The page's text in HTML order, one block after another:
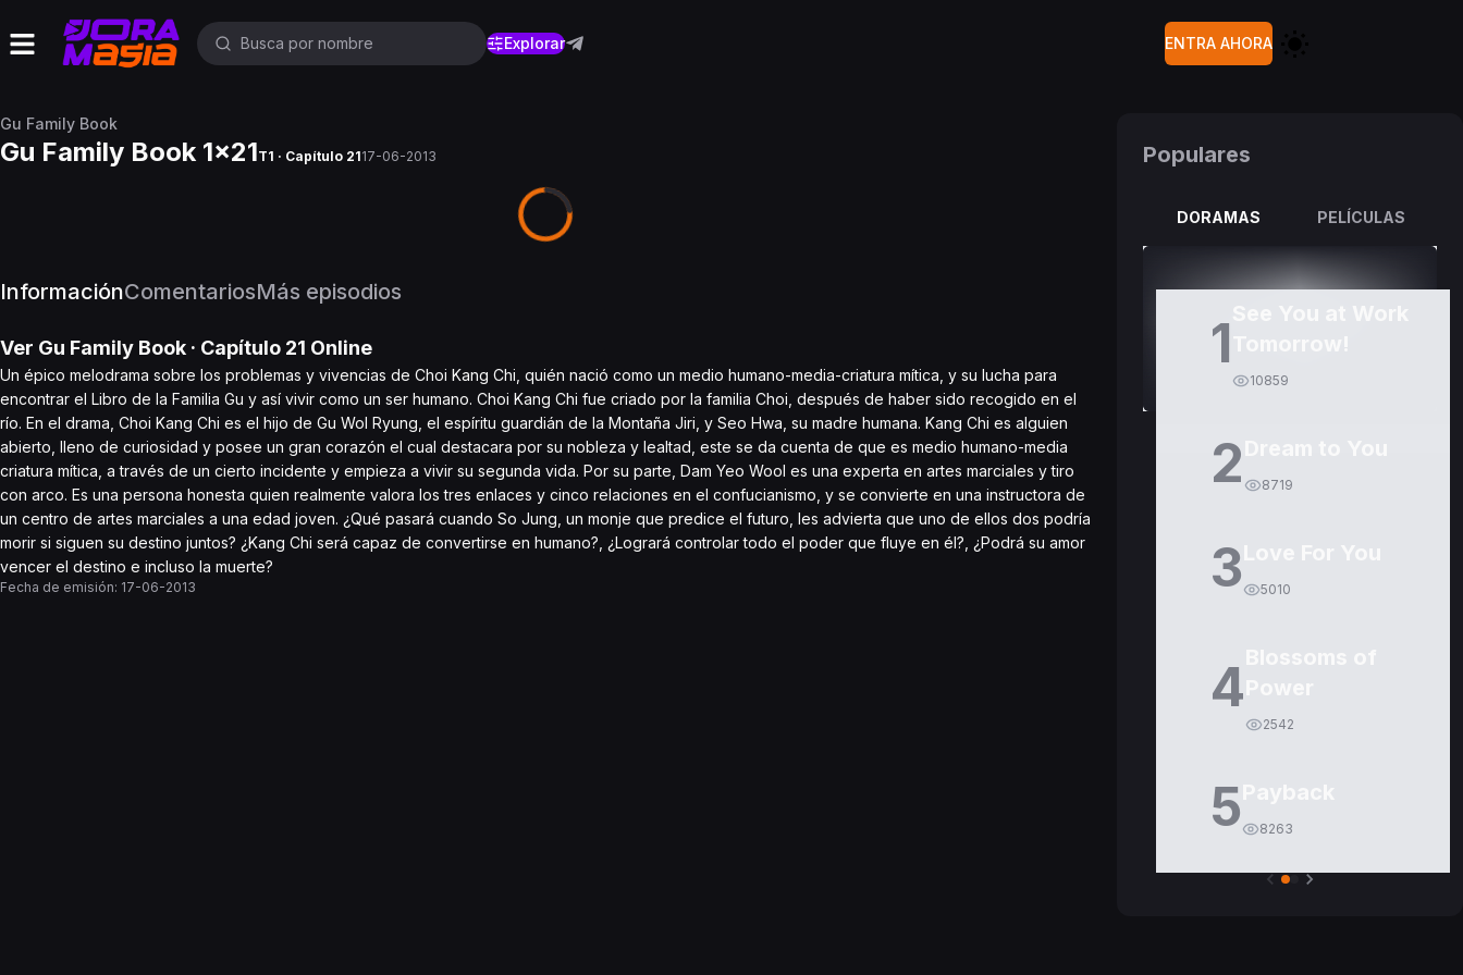
Explorar ENTRA AHORA
Gu Family Book
Gu Family Book 1x21T1 · Capítulo 2117-06-2013
InformaciónComentariosMás episodios
Ver Gu Family Book · Capítulo 21 Online
Un épico melodrama sobre los problemas y vivencias de Choi Kang Chi, quién nació como un medio humano-media-criatura mítica, y su lucha para
encontrar el Libro de la Familia Gu y así vivir como un ser humano. Choi Kang Chi fue criado por la familia Choi, después de haber sido recogido en el
río. En el drama, Choi Kang Chi es el hijo de Gu Wol Ryung, el espíritu guardián de la Montaña Jiri, y Seo Hwa, su madre humana. Kang Chi es alguien
abierto, lleno de curiosidad y posee un gran corazón el cual destacara por su nobleza y lealtad, este se da cuenta de que es medio humano-media
criatura mítica, a través de un cierto incidente y empieza a vivir su segunda vida. Por su parte, Dam Yeo Wool es una experta en artes marciales y tiro
con arco. Es una persona honesta quien realmente valora los tres enlaces y cinco relaciones en el confucianismo, y se convierte en una instructora de
un centro de artes marciales a una edad joven. ¿Qué pasará cuando So Jung, un monje que predice el futuro, les advierta que uno de ellos dos podría
morir si siguen su destino juntos? ¿Kang Chi será capaz de convertirse en humano?, ¿Logrará controlar todo el poder que fluye en él?, ¿Podrá su amor
vencer el destino e incluso la muerte?
Fecha de emisión: 17-06-2013
Populares
DORAMAS PELÍCULAS
1
10859
2 8719
3 5010
4
2542
5 8263